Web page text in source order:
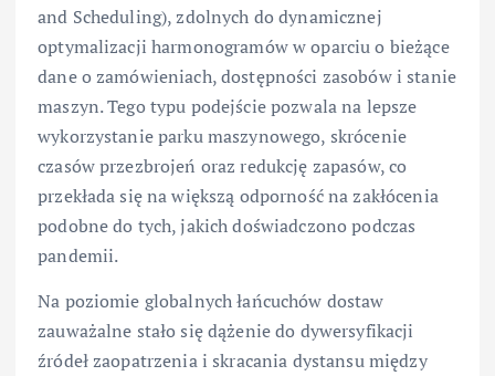
and Scheduling), zdolnych do dynamicznej
optymalizacji harmonogramów w oparciu o bieżące
dane o zamówieniach, dostępności zasobów i stanie
maszyn. Tego typu podejście pozwala na lepsze
wykorzystanie parku maszynowego, skrócenie
czasów przezbrojeń oraz redukcję zapasów, co
przekłada się na większą odporność na zakłócenia
podobne do tych, jakich doświadczono podczas
pandemii.
Na poziomie globalnych łańcuchów dostaw
zauważalne stało się dążenie do dywersyfikacji
źródeł zaopatrzenia i skracania dystansu między